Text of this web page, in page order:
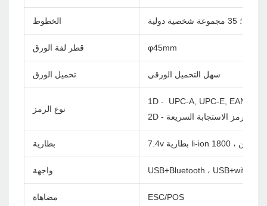
الخطوط دولية
قطر لفة الورق φ45mm
تحميل الورق سهل التحميل الورقي
نوع الرمز
1D - UPC-A, UPC-E, EAN-8,
بطارية
واجهة USB+Bluetooth ، USB+wifi
مضاهاة ESC/POS